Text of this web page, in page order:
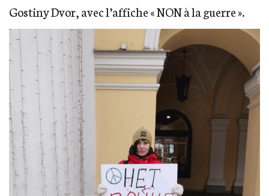
Gostiny Dvor, avec l’affiche « NON à la guerre ».